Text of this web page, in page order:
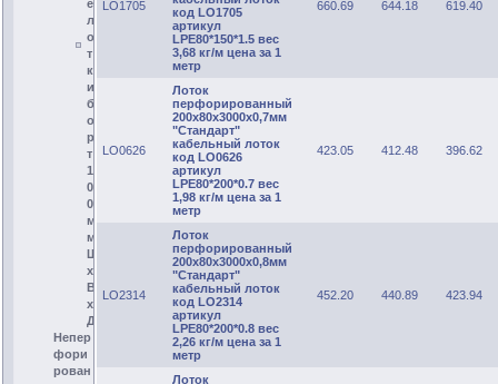
е
л
о
т
к
и
б
о
р
т
1
0
0
м
м
Ш
х
В
х
Д
Непер
фори
рован
LO1705
код LO1705
артикул
LPE80*150*1.5 вес
3,68 кг/м цена за 1
метр
660.69 644.18 619.40
LO0626
Лоток
перфорированный
200х80х3000х0,7мм
"Стандарт"
кабельный лоток
код LO0626
артикул
LPE80*200*0.7 вес
1,98 кг/м цена за 1
метр
423.05 412.48 396.62
LO2314
Лоток
перфорированный
200х80х3000х0,8мм
"Стандарт"
кабельный лоток
код LO2314
артикул
LPE80*200*0.8 вес
2,26 кг/м цена за 1
метр
452.20 440.89 423.94
Лоток